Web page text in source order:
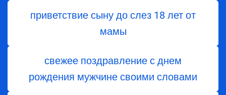
приветствие сыну до слез 18 лет от
мамы
свежее поздравление с днем
рождения мужчине своими словами